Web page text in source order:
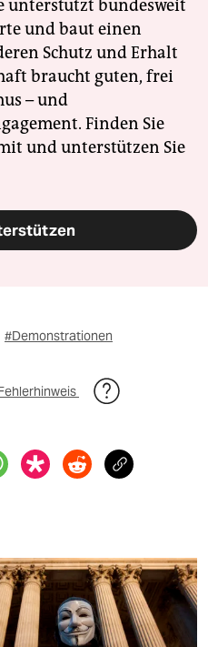
unterstützt bundesweit
und baut einen
Schutz und Erhalt
braucht guten, frei
– und
Finden Sie
und unterstützen Sie
#Demonstrationen